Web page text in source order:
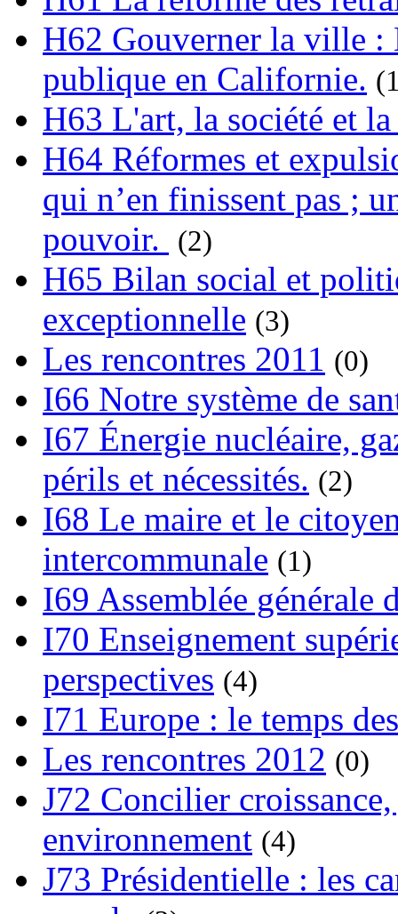
H62 Gouverner la ville :
publique en Californie.
H63 L'art, la société et
H64 Réformes et
qui n’en finissent pas ;
pouvoir.
(2)
H65 Bilan social et
exceptionnelle (3)
Les rencontres 2011 (0)
I66 Notre système de
I67 Énergie nucléaire,
périls et nécessités. (2)
I68 Le maire et le
intercommunale (1)
I69 Assemblée générale
I70 Enseignement
perspectives (4)
I71 Europe : le temps
Les rencontres 2012 (0)
J72 Concilier
environnement (4)
J73 Présidentielle : les